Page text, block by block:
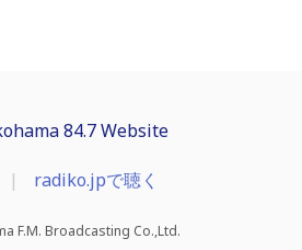
84.7 Website
radiko.jpで聴く
F.M. Broadcasting Co.,Ltd.